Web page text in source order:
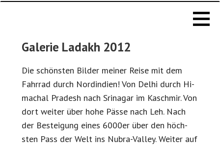
Michael
mehr GALERIE LADAKH 2012
Galerie Ladakh 2012
Die schön­sten Bilder mein­er Reise mit dem
Fahrrad durch Nordin­di­en! Von Del­hi durch Hi­
machal Pradesh nach Sri­na­gar im Kaschmir. Von
dort weit­er über hohe Pässe nach Leh. Nach
der Bestei­gung eines 6000er über den höch­
sten Pass der Welt ins Nubra-Val­ley. Weit­er auf